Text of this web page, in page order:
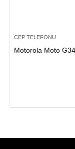
CEP TELEFONU
Motorola Moto G34